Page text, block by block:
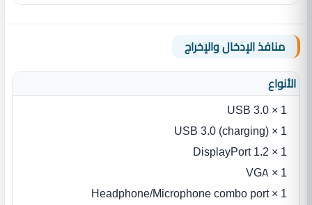
منافذ الإدخال والإخراج
الأنواع
USB 3.0 × 1
USB 3.0 (charging) × 1
DisplayPort 1.2 × 1
VGA × 1
Headphone/Microphone combo port × 1